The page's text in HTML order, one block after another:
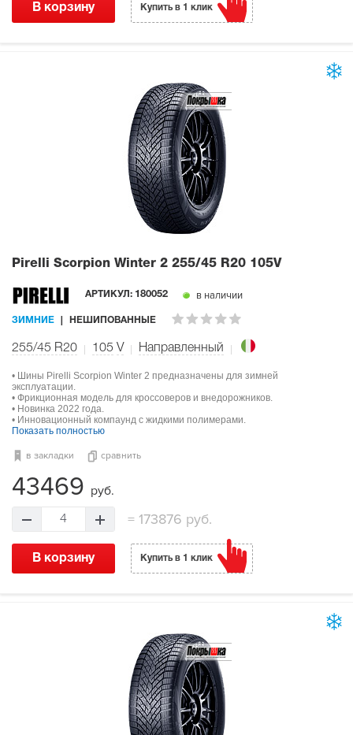
В корзину Купить в 1 клик
Pirelli Scorpion Winter 2 255/45 R20 105V
АРТИКУЛ: 180052 в наличии
ЗИМНИЕ НЕШИПОВАННЫЕ
255/45 R20 105 V Направленный
• Шины Pirelli Scorpion Winter 2 предназначены для зимней
эксплуатации.
• Фрикционная модель для кроссоверов и внедорожников.
• Новинка 2022 года.
• Инновационный компаунд с жидкими полимерами.
Показать полностью
в закладки сравнить
43469 руб.
4 = 173876 руб.
В корзину Купить в 1 клик